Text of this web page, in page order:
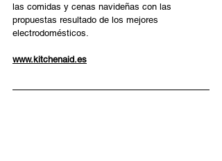
las comidas y cenas navideñas con las
propuestas resultado de los mejores
electrodomésticos.
www.kitchenaid.es